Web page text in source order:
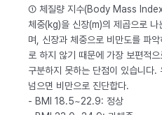
① 체질량 지수(Body Mass
체중(kg)을 신장(m)의 제곱으로
며, 신장과 체중으로 비만도를 파
로 하지 않기 때문에 가장 보편적
구분하지 못하는 단점이 있습니다
넘으면 비만으로 진단합다.
- BMI 18.5~22.9: 정상